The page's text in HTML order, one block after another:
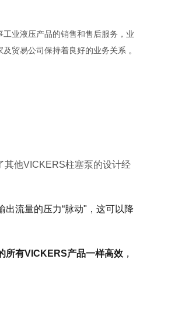
业液压产品的销售和售后服务，业
贸易公司保持着良好的业务关系 。
其他VICKERS柱塞泵的设计经
出流量的压力“脉动"，这可以降
所有VICKERS产品一样高效 ，